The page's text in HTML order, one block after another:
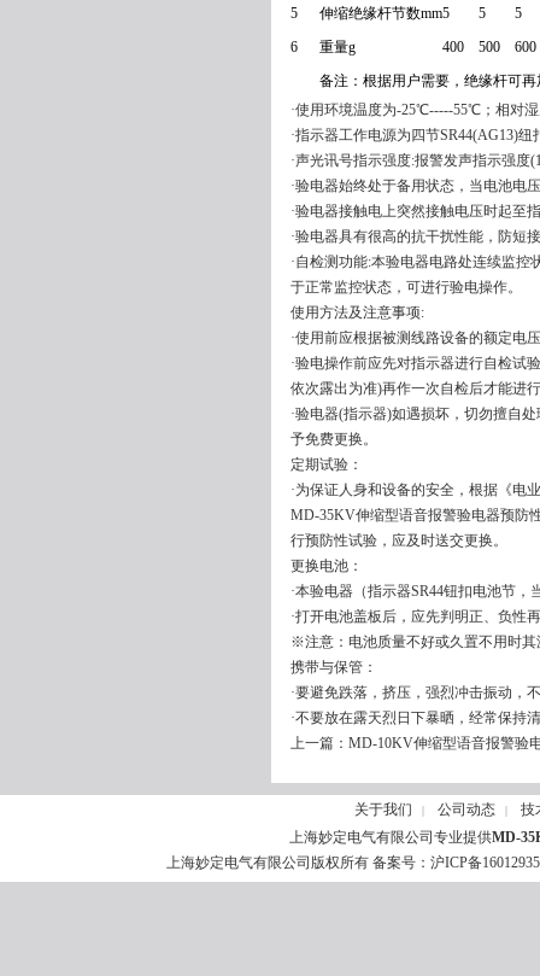
5
伸缩绝缘杆节数mm5 5
5
6
重量g 400 500
600
备注：根据用户需要，绝缘杆可再
·使用环境温度为-25℃-----55℃；相对
·指示器工作电源为四节SR44(AG13)
·声光讯号指示强度:报警发声指示强度
·验电器始终处于备用状态，当电池电
·验电器接触电上突然接触电压时起至
·验电器具有很高的抗干扰性能，防短
·自检测功能:本验电器电路处连续监
于正常监控状态，可进行验电操作。
使用方法及注意事项:
·使用前应根据被测线路设备的额定电
·验电操作前应先对指示器进行自检试
依次露出为准)再作一次自检后才能进
·验电器(指示器)如遇损坏，切勿擅自
予免费更换。
定期试验：
·为保证人身和设备的安全，根据《电
MD-35KV伸缩型语音报警验电器预防
行预防性试验，应及时送交更换。
更换电池：
·本验电器（指示器SR44钮扣电池节
·打开电池盖板后，应先判明正、负性
※注意：电池质量不好或久置不用时其
携带与保管：
·要避免跌落，挤压，强烈冲击振动，
·不要放在露天烈日下暴晒，经常保持
上一篇： MD-10KV伸缩型语音报警验
关于我们 | 公司动态 |
技
上海妙定电气有限公司专业提供MD-
上海妙定电气有限公司版权所有 备案号： 沪ICP备